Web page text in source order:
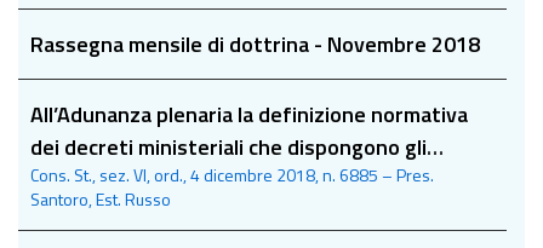
Rassegna mensile di dottrina - Novembre 2018
All’Adunanza plenaria la definizione normativa
dei decreti ministeriali che dispongono gli
aggiornamenti delle graduatorie ad esaurimento
Cons. St., sez. VI, ord., 4 dicembre 2018, n. 6885 – Pres.
Santoro, Est. Russo